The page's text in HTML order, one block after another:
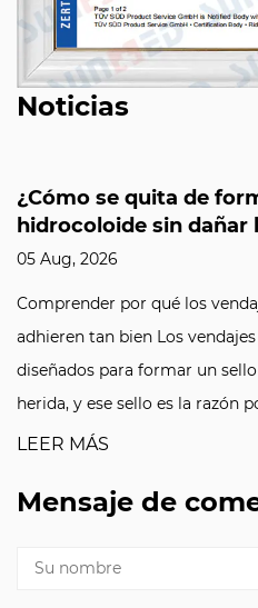
Noticias
¿Cómo se quita de
hidrocoloide sin dañar
05 Aug, 2026
Comprender por qué los
adhieren tan bien Los
diseñados para formar un
herida, y ese sello es la razón
LEER MÁS
Mensaje de